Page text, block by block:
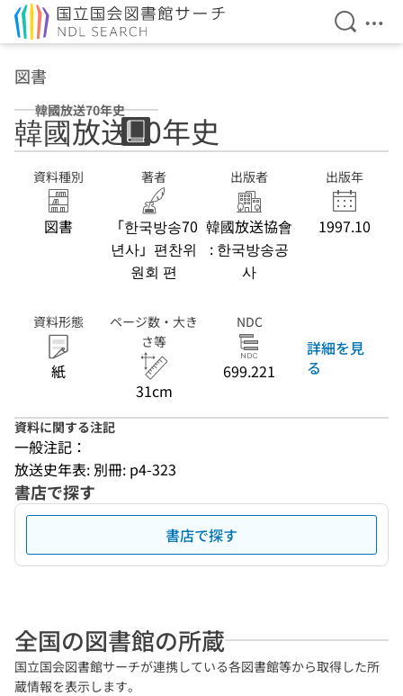
検索を
メ
図書
韓國放送70年史
韓國放送70年史
資料種別
図書
著者
「한국방송70
년사」편찬위
원회 편
出版者
韓國放送協會
: 한국방송공
사
出版年
1997.10
資料形態
紙
ページ数・大き
さ等
31cm
NDC
699.221
詳細を見
る
資料に関する注記
一般注記：
放送史年表: 別冊: p4-323
書店で探す
書店で探す
全国の図書館の所蔵
国立国会図書館サーチが連携している各図書館等から取得した所
蔵情報を表示します。